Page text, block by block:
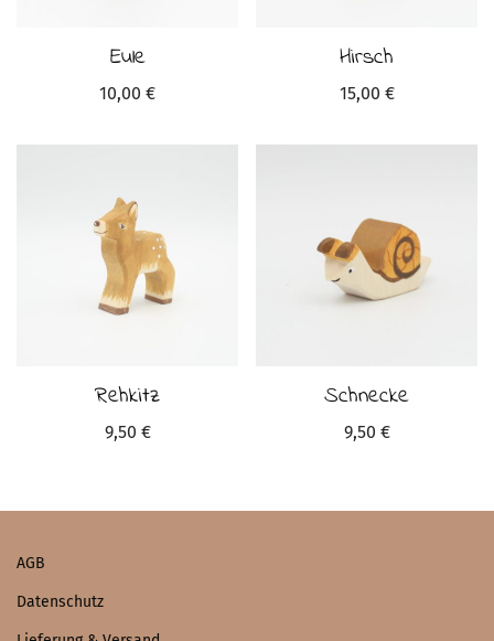
Eule
10,00 €
Hirsch
15,00 €
Rehkitz
9,50 €
Schnecke
9,50 €
AGB
Datenschutz